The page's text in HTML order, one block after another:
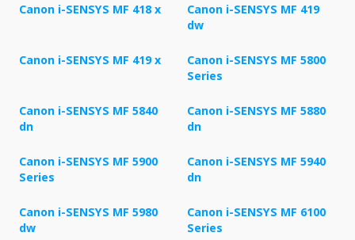
Canon i-SENSYS MF 418 x
Canon i-SENSYS MF 419
dw
Canon i-SENSYS MF 419 x
Canon i-SENSYS MF 5800
Series
Canon i-SENSYS MF 5840
dn
Canon i-SENSYS MF 5880
dn
Canon i-SENSYS MF 5900
Series
Canon i-SENSYS MF 5940
dn
Canon i-SENSYS MF 5980
dw
Canon i-SENSYS MF 6100
Series